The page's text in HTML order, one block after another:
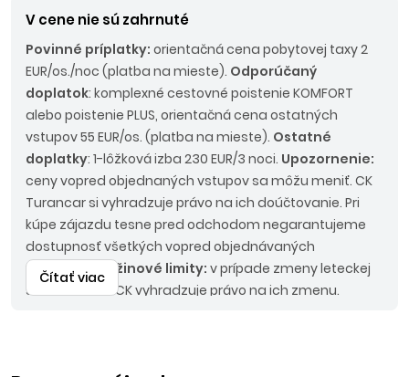
V cene nie sú zahrnuté
Povinné príplatky: orientačná cena pobytovej taxy 2
EUR/os./noc (platba na mieste). Odporúčaný
doplatok: komplexné cestovné poistenie KOMFORT
alebo poistenie PLUS, orientačná cena ostatných
vstupov 55 EUR/os. (platba na mieste). Ostatné
doplatky: 1-lôžková izba 230 EUR/3 noci. Upozornenie:
ceny vopred objednaných vstupov sa môžu meniť. CK
Turancar si vyhradzuje právo na ich doúčtovanie. Pri
kúpe zájazdu tesne pred odchodom negarantujeme
dostupnosť všetkých vopred objednávaných
vstupov.
Batožinové limity: v prípade zmeny leteckej
spoločnosti si CK vyhradzuje právo na ich zmenu.
Čítať viac